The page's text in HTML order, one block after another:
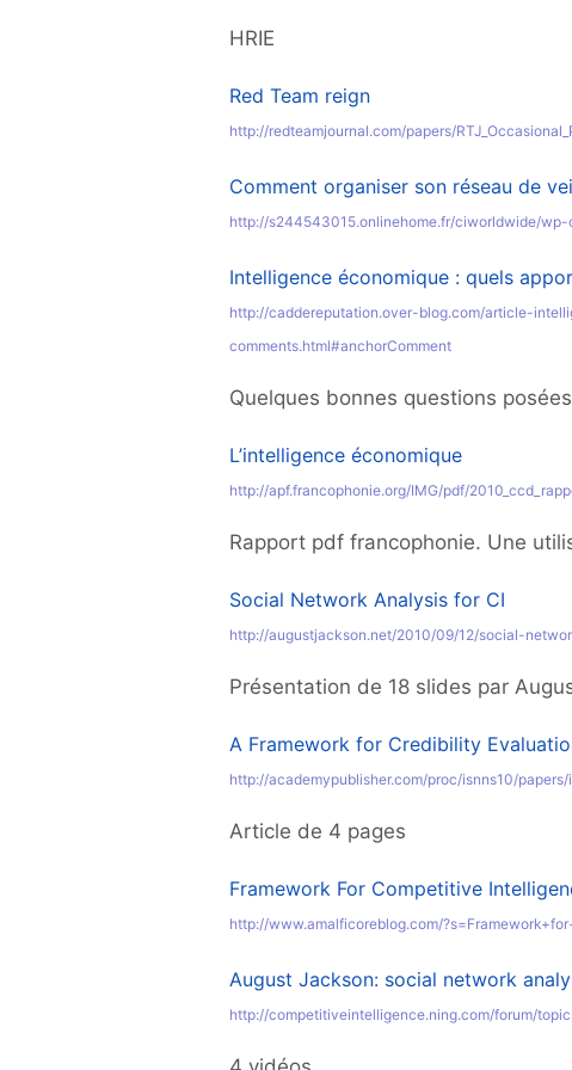
HRIE
Red Team reign
http://redteamjournal.com/papers/
Comment organiser son réseau de
http://s244543015.onlinehome.fr/ciworldwide/
Intelligence économique : quels
http://caddereputation.over-blog.com/article-
comments.html#anchorComment
Quelques bonnes questions
L’intelligence économique
http://apf.francophonie.org/IMG/pdf/
Rapport pdf francophonie. Une
Social Network Analysis for CI
http://augustjackson.net/2010/09/12/social-
Présentation de 18 slides par
A Framework for Credibility
http://academypublisher.com/proc/isnns10/
Article de 4 pages
Framework For Competitive
http://www.amalficoreblog.com/
August Jackson: social network
http://competitiveintelligence.ning.com/forum/